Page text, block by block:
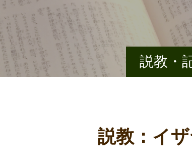
説教・
説教：イ